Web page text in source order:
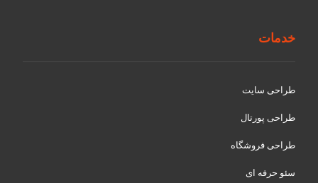
خدمات
طراحی سایت
طراحی پورتال
طراحی فروشگاه
سئو حرفه ای